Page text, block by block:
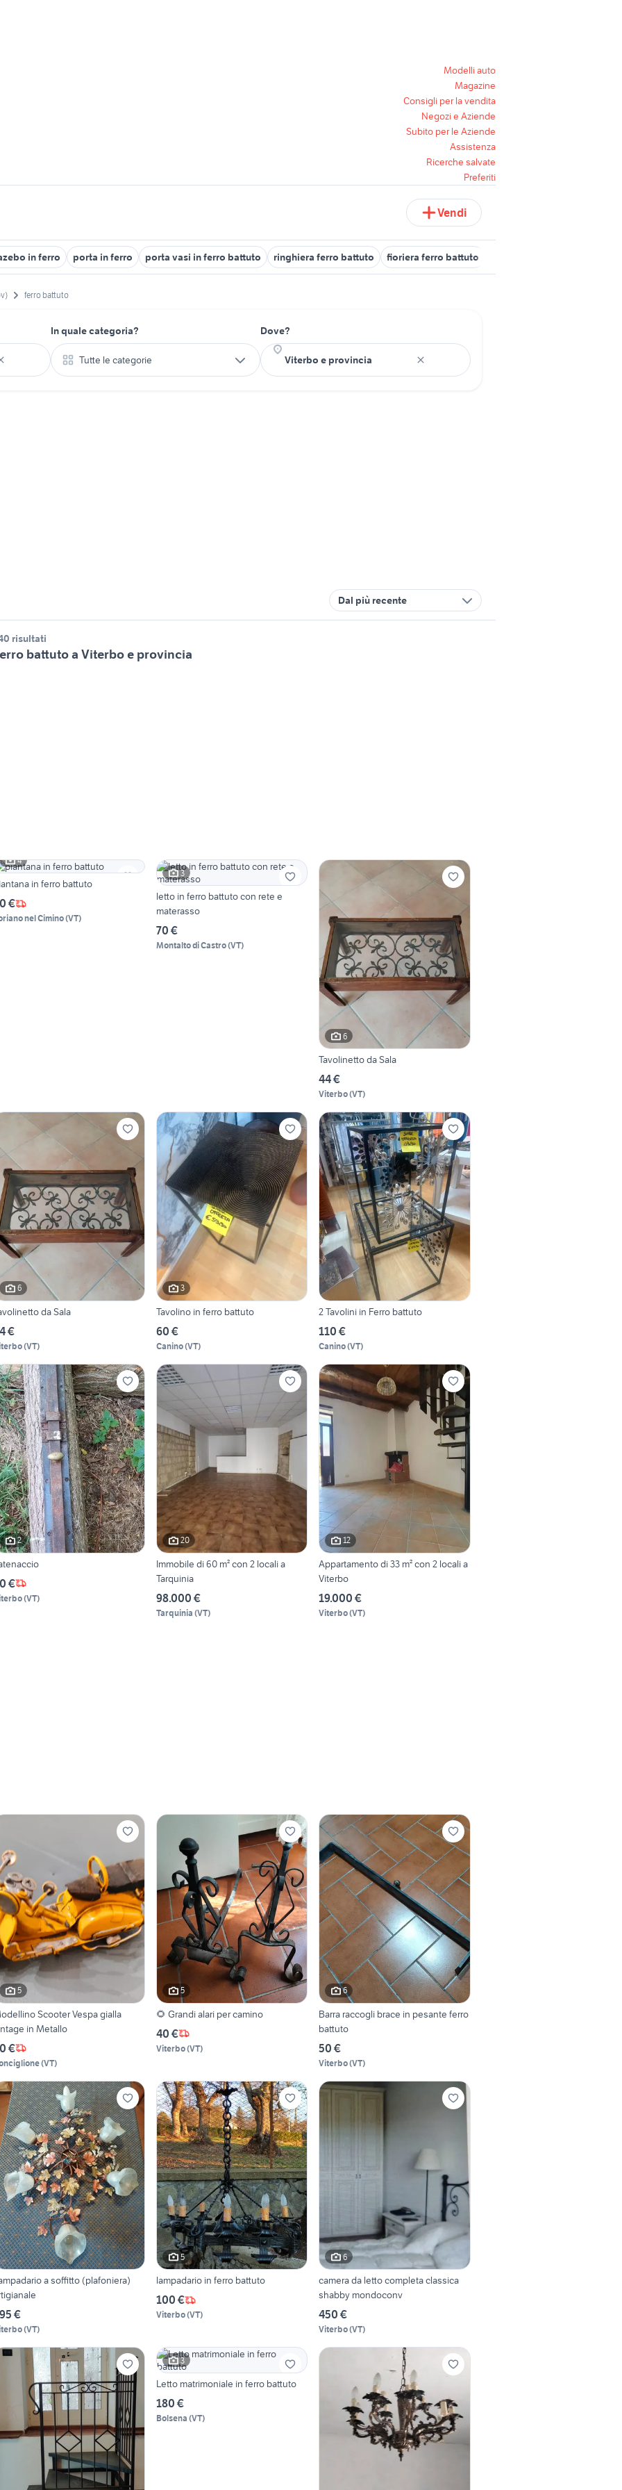
Modelli auto
Magazine
Consigli per la vendita
Negozi e Aziende
Subito per le Aziende
Assistenza
Ricerche salvate
Preferiti
Vendi
in ferro porta in ferro porta vasi in ferro battuto ringhiera ferro battuto fioriera ferro battuto
ferro battuto
In quale categoria?
Tutte le categorie
Dove?
Dal più recente
risultati
battuto a Viterbo e provincia
4
in ferro battuto
€
nel Cimino(VT)
3
letto in ferro battuto con rete e
materasso
70 €
Montalto di Castro(VT)
6
Tavolinetto da Sala
44 €
Viterbo(VT)
6
da Sala
€
(VT)
3
Tavolino in ferro battuto
60 €
Canino(VT)
2 Tavolini in Ferro battuto
110 €
Canino(VT)
2
€
(VT)
20
Immobile di 60 m² con 2 locali a
Tarquinia
98.000 €
Tarquinia (VT)
12
Appartamento di 33 m² con 2 locali a
Viterbo
19.000 €
Viterbo(VT)
5
Scooter Vespa gialla
in Metallo
€
(VT)
5
🌻 Grandi alari per camino
40 €
Viterbo(VT)
6
Barra raccogli brace in pesante ferro
battuto
50 €
Viterbo(VT)
a soffitto (plafoniera)
€
(VT)
5
lampadario in ferro battuto
100 €
Viterbo(VT)
6
camera da letto completa classica
shabby mondoconv
450 €
Viterbo(VT)
3
Letto matrimoniale in ferro battuto
180 €
Bolsena (VT)